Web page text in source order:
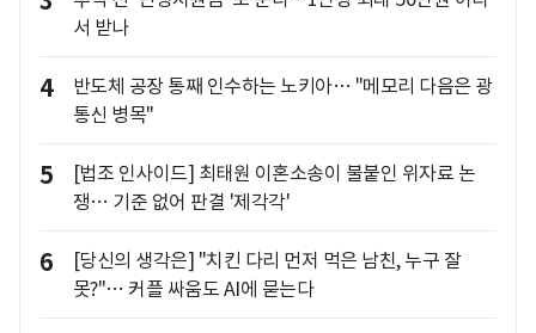
서 받나
4
반도체 공장 통째 인수하는 노키아… "메모리 다음은 광
통신 병목"
5
[법조 인사이드] 최태원 이혼소송이 불붙인 위자료 논
쟁… 기준 없어 판결 '제각각'
6
[당신의 생각은] "치킨 다리 먼저 먹은 남친, 누구 잘
못?"… 커플 싸움도 AI에 묻는다